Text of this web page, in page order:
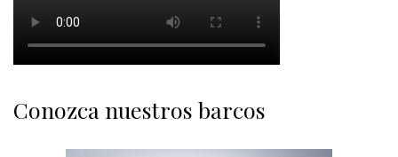
Conozca nuestros barcos